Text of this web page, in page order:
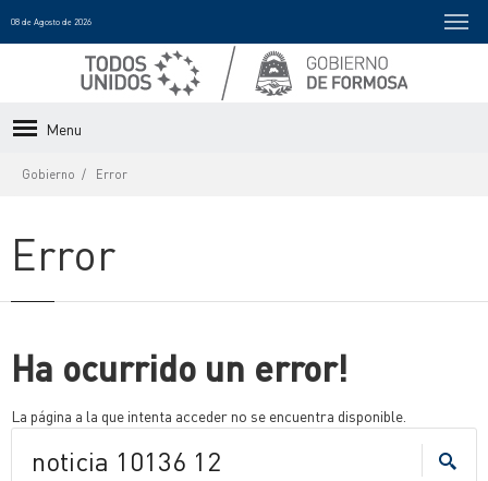
08 de Agosto de 2026
Menu
Gobierno Error
Error
Ha ocurrido un error!
La página a la que intenta acceder no se encuentra disponible.